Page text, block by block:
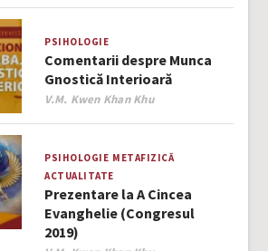
PSIHOLOGIE
Comentarii despre Munca
Gnostică Interioară
Author
V.M. Kwen Khan Khu
PSIHOLOGIE METAFIZICĂ
ACTUALITATE
Prezentare la A Cincea
Evanghelie (Congresul
2019)